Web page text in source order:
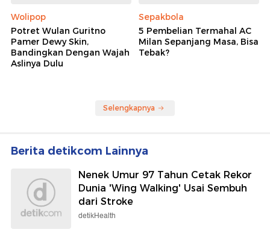
Wolipop
Potret Wulan Guritno
Pamer Dewy Skin,
Bandingkan Dengan Wajah
Aslinya Dulu
Sepakbola
5 Pembelian Termahal AC
Milan Sepanjang Masa, Bisa
Tebak?
Selengkapnya
Berita detikcom Lainnya
Nenek Umur 97 Tahun Cetak Rekor
Dunia 'Wing Walking' Usai Sembuh
dari Stroke
detikHealth